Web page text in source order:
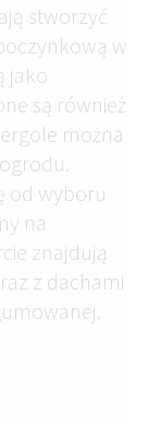
stworzyć
w
jako
są również
można
od wyboru
na
znajdują
z dachami